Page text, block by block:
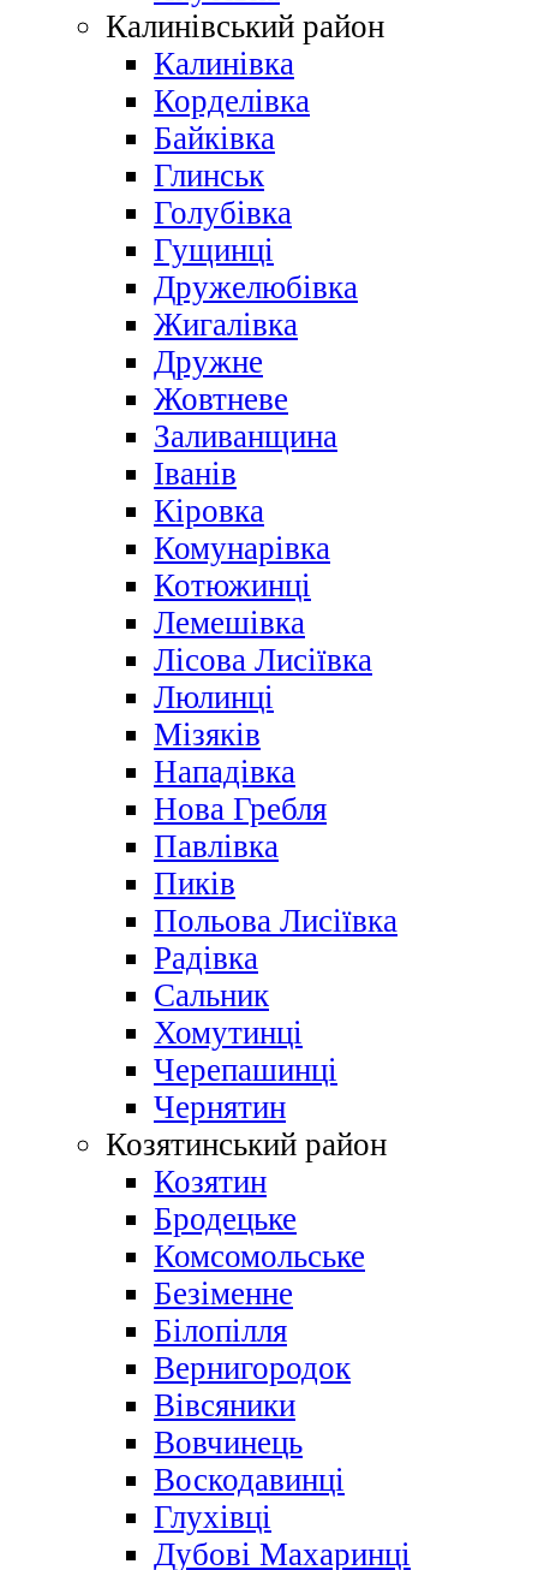
Калинівський район
Калинівка
Корделівка
Байківка
Глинськ
Голубівка
Гущинці
Дружелюбівка
Жигалівка
Дружне
Жовтневе
Заливанщина
Іванів
Кіровка
Комунарівка
Котюжинці
Лемешівка
Лісова Лисіївка
Люлинці
Мізяків
Нападівка
Нова Гребля
Павлівка
Пиків
Польова Лисіївка
Радівка
Сальник
Хомутинці
Черепашинці
Чернятин
Козятинський район
Козятин
Бродецьке
Комсомольське
Безіменне
Білопілля
Вернигородок
Вівсяники
Вовчинець
Воскодавинці
Глухівці
Дубові Махаринці